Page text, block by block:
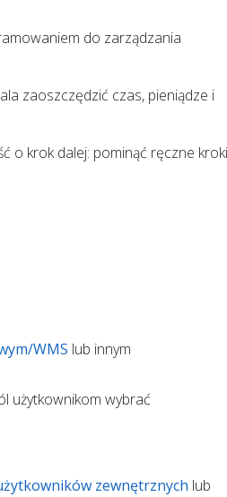
do zarządzania
zaoszczędzić czas, pieniądze i
o krok dalej: pominąć ręczne
WMS lub innym
użytkownikom wybrać
zewnętrznych lub